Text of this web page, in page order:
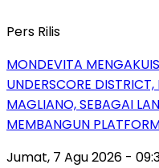
Pers Rilis
MONDEVITA
UNDERSCORE
MAGLIANO, SEBAGAI
MEMBANGUN
Jumat, 7 Agu 2026 -